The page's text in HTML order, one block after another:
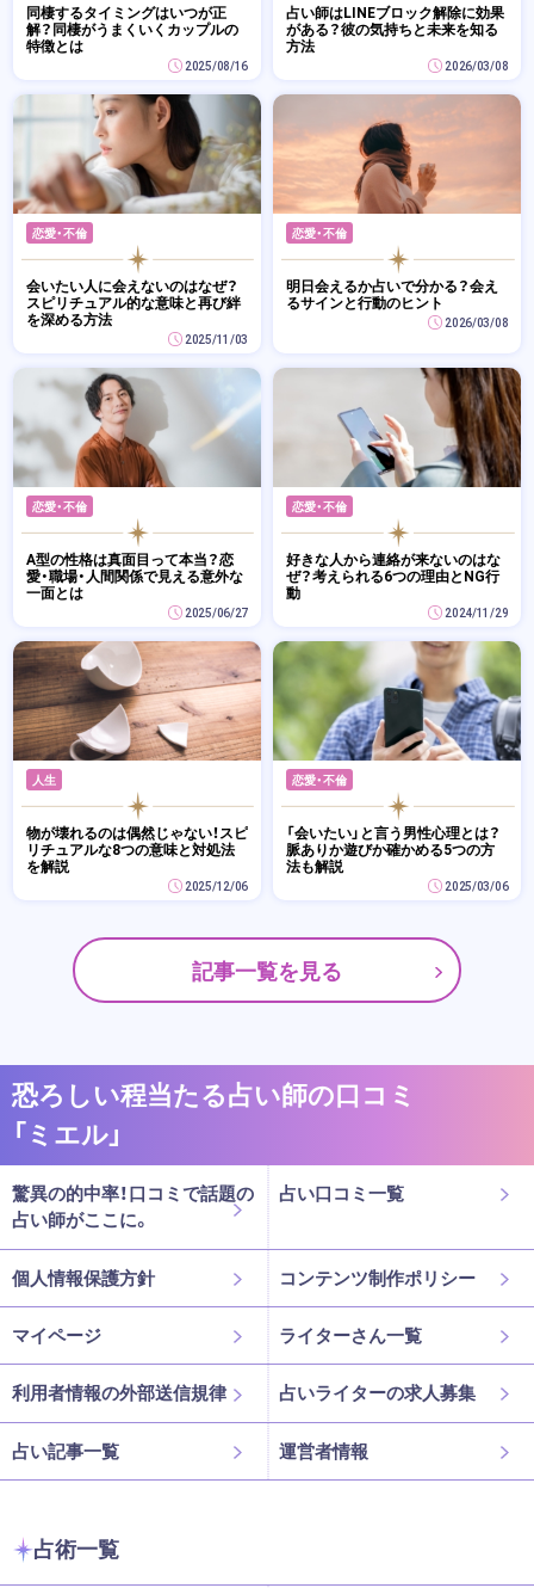
同棲するタイミングはいつが正
解？同棲がうまくいくカップルの
特徴とは
2025/08/16
占い師はLINEブロック解除に効果
がある？彼の気持ちと未来を知る
方法
2026/03/08
恋愛・不倫
会いたい人に会えないのはなぜ？
スピリチュアル的な意味と再び絆
を深める方法
2025/11/03
恋愛・不倫
明日会えるか占いで分かる？会え
るサインと行動のヒント
2026/03/08
恋愛・不倫
A型の性格は真面目って本当？恋
愛・職場・人間関係で見える意外な
一面とは
2025/06/27
恋愛・不倫
好きな人から連絡が来ないのはな
ぜ？考えられる6つの理由とNG行
動
2024/11/29
人生
物が壊れるのは偶然じゃない！スピ
リチュアルな8つの意味と対処法
を解説
2025/12/06
恋愛・不倫
「会いたい」と言う男性心理とは？
脈ありか遊びか確かめる5つの方
法も解説
2025/03/06
記事一覧を見る
恐ろしい程当たる占い師の口コミ
「ミエル」
驚異の的中率！口コミで話題の
占い師がここに。
占い口コミ一覧
個人情報保護方針 コンテンツ制作ポリシー
マイページ ライターさん一覧
利用者情報の外部送信規律 占いライターの求人募集
占い記事一覧 運営者情報
占術一覧